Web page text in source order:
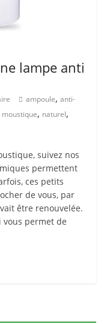
lampe anti
ampoule,anti-
moustique, naturel,
suivez nos
permettent
ces petits
de vous, par
être renouvelée.
permet de